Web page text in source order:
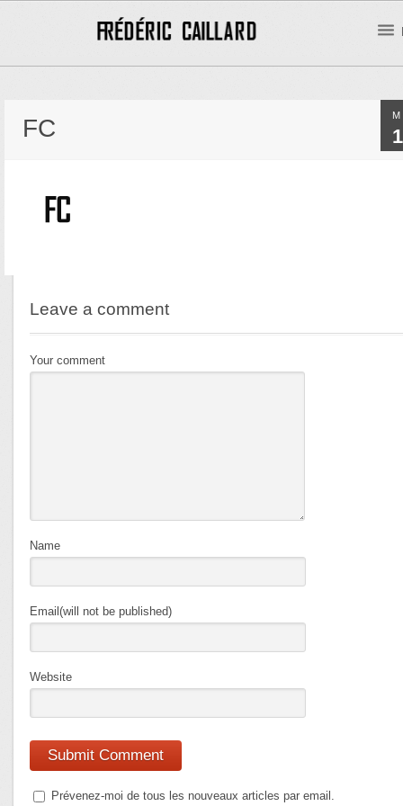
FC
Leave a comment
Your comment
Name
Email(will not be published)
Website
Prévenez-moi de tous les nouveaux articles par email.